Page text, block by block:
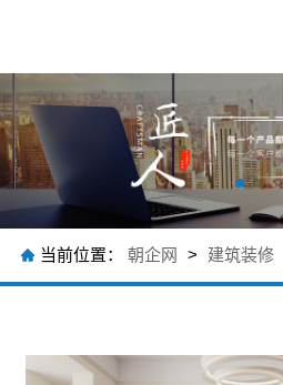
当前位置： 朝企网 > 建筑装修